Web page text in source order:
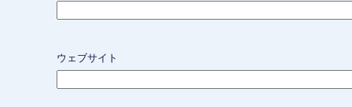
ウェブサイト